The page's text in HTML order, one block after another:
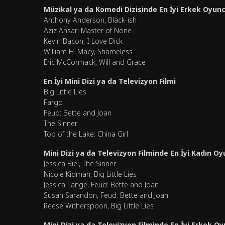
Müzikal ya da Komedi Dizisinde En İyi Erkek
Anthony Anderson, Black-ish
Aziz Ansari Master of None
Kevin Bacon, I Love Dick
William H. Macy, Shameless
Eric McCormack, Will and Grace
En İyi Mini Dizi ya da Televizyon Filmi
Big Little Lies
Fargo
Feud: Bette and Joan
The Sinner
Top of the Lake: China Girl
Mini Dizi ya da Televizyon Filminde En İyi Kadın
Jessica Biel, The Sinner
Nicole Kidman, Big Little Lies
Jessica Lange, Feud: Bette and Joan
Susan Sarandon, Feud: Bette and Joan
Reese Witherspoon, Big Little Lies